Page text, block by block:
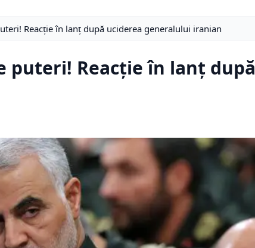
Reacție în lanț după uciderea generalului iranian
puteri! Reacție în lanț după